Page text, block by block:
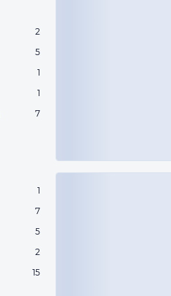
2
5
1
1
7
1
7
5
2
15